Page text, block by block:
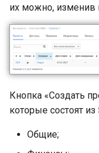
их можно, изменив
Кнопка «Создать
которые состоят из
Общие;